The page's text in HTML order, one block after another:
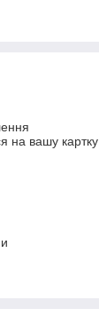
на вашу картку